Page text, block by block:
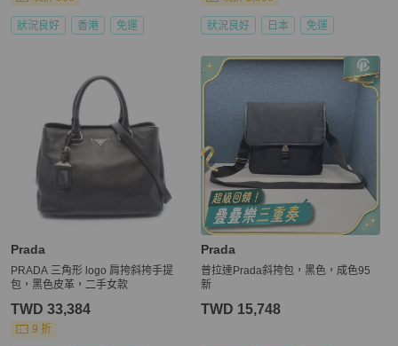
狀況良好 香港 免運 狀況良好 日本 免運
Prada
PRADA 三角形 logo 肩挎斜挎手提
包，黑色皮革，二手女款
TWD 33,384
9 折
Prada
普拉達Prada斜挎包，黑色，成色95
新
TWD 15,748